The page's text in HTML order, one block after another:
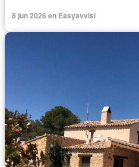
8 jun 2026 en Easyavvisi